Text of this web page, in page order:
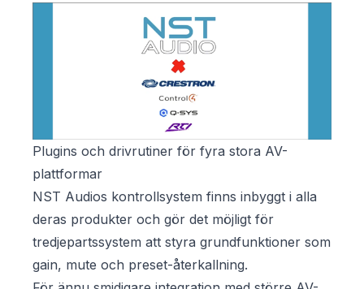
Plugins och drivrutiner för fyra stora AV-
plattformar
NST Audios kontrollsystem finns inbyggt i alla
deras produkter och gör det möjligt för
tredjepartssystem att styra grundfunktioner som
gain, mute och preset-återkallning.